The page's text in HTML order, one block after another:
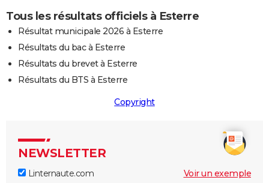
Tous les résultats officiels à Esterre
Résultat municipale 2026 à Esterre
Résultats du bac à Esterre
Résultats du brevet à Esterre
Résultats du BTS à Esterre
Copyright
NEWSLETTER
Linternaute.com Voir un exemple